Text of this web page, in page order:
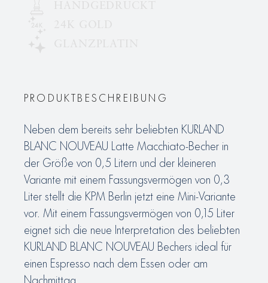
PRODUKTBESCHREIBUNG
Neben dem bereits sehr beliebten KURLAND
BLANC NOUVEAU Latte Macchiato-Becher in
der Größe von 0,5 Litern und der kleineren
Variante mit einem Fassungsvermögen von 0,3
Liter stellt die KPM Berlin jetzt eine Mini-Variante
vor. Mit einem Fassungsvermögen von 0,15 Liter
eignet sich die neue Interpretation des beliebten
KURLAND BLANC NOUVEAU Bechers ideal für
einen Espresso nach dem Essen oder am
Nachmittag.